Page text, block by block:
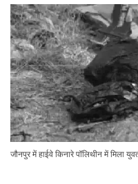
जौनपुर में हाईवे किनारे पॉलिथीन में मिला